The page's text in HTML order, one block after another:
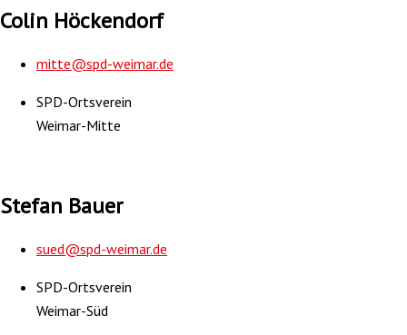
Colin Höckendorf
mitte@spd-weimar.de
SPD-Ortsverein
Weimar-Mitte
Stefan Bauer
sued@spd-weimar.de
SPD-Ortsverein
Weimar-Süd